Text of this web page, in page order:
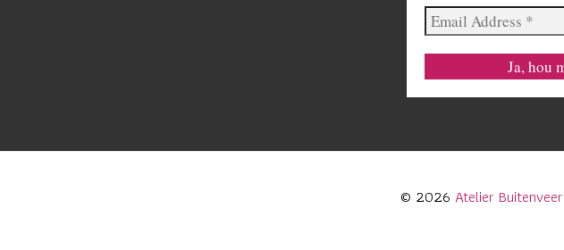
Email
Address
*
© 2026 Atelier Buitenveer